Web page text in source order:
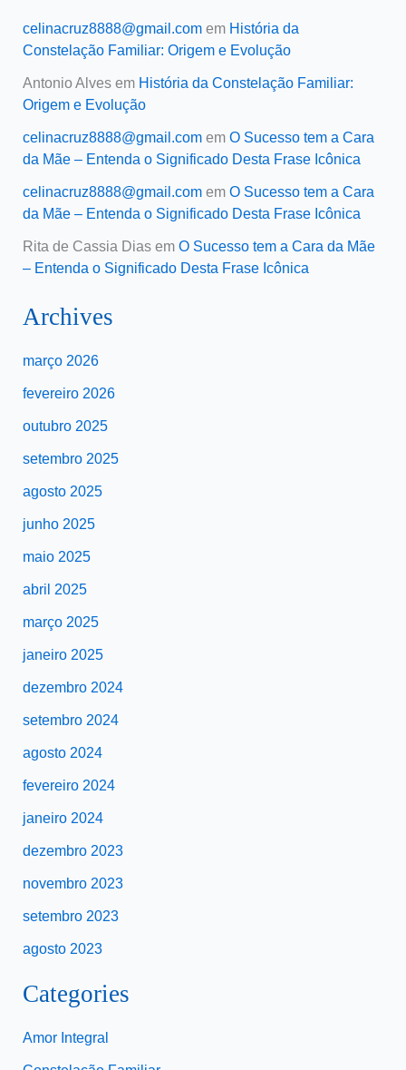
celinacruz8888@gmail.comem História da
Constelação Familiar: Origem e Evolução
Antonio Alvesem História da Constelação Familiar:
Origem e Evolução
celinacruz8888@gmail.comem O Sucesso tem a Cara
da Mãe – Entenda o Significado Desta Frase Icônica
celinacruz8888@gmail.comem O Sucesso tem a Cara
da Mãe – Entenda o Significado Desta Frase Icônica
Rita de Cassia Diasem O Sucesso tem a Cara da Mãe
– Entenda o Significado Desta Frase Icônica
Archives
março 2026
fevereiro 2026
outubro 2025
setembro 2025
agosto 2025
junho 2025
maio 2025
abril 2025
março 2025
janeiro 2025
dezembro 2024
setembro 2024
agosto 2024
fevereiro 2024
janeiro 2024
dezembro 2023
novembro 2023
setembro 2023
agosto 2023
Categories
Amor Integral